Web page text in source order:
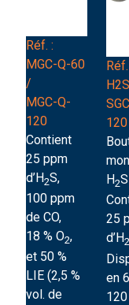
Réf. :
MGC-Q-60
/
MGC-Q-
120
Contient
25 ppm
d’H2S,
100 ppm
de CO,
18 % O2,
et 50 %
LIE (2,5 %
vol. de
120
H2S
25
d’H2
en